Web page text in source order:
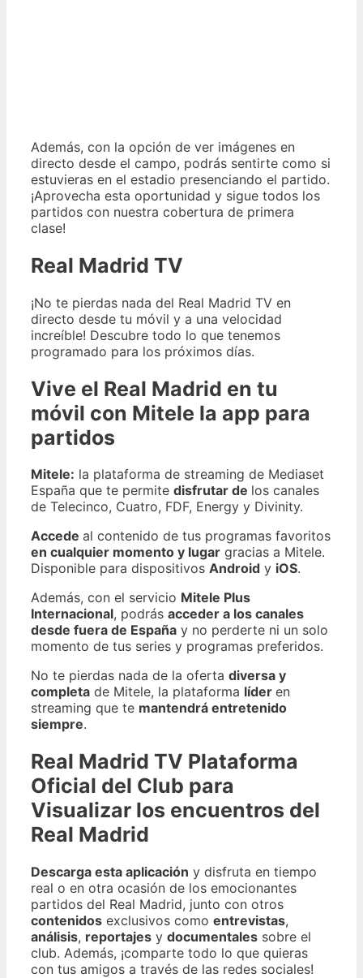
Además, con la opción de ver imágenes en
directo desde el campo, podrás sentirte como si
estuvieras en el estadio presenciando el partido.
¡Aprovecha esta oportunidad y sigue todos los
partidos con nuestra cobertura de primera
clase!
Real Madrid TV
¡No te pierdas nada del Real Madrid TV en
directo desde tu móvil y a una velocidad
increíble! Descubre todo lo que tenemos
programado para los próximos días.
Vive el Real Madrid en tu
móvil con Mitele la app para
partidos
Mitele: la plataforma de streaming de Mediaset
España que te permite disfrutar de los canales
de Telecinco, Cuatro, FDF, Energy y Divinity.
Accede al contenido de tus programas favoritos
en cualquier momento y lugar gracias a Mitele.
Disponible para dispositivos Android y iOS.
Además, con el servicio Mitele Plus
Internacional, podrás acceder a los canales
desde fuera de España y no perderte ni un solo
momento de tus series y programas preferidos.
No te pierdas nada de la oferta diversa y
completa de Mitele, la plataforma líder en
streaming que te mantendrá entretenido
siempre.
Real Madrid TV Plataforma
Oficial del Club para
Visualizar los encuentros del
Real Madrid
Descarga esta aplicación y disfruta en tiempo
real o en otra ocasión de los emocionantes
partidos del Real Madrid, junto con otros
contenidos exclusivos como entrevistas,
análisis, reportajes y documentales sobre el
club. Además, ¡comparte todo lo que quieras
con tus amigos a través de las redes sociales!